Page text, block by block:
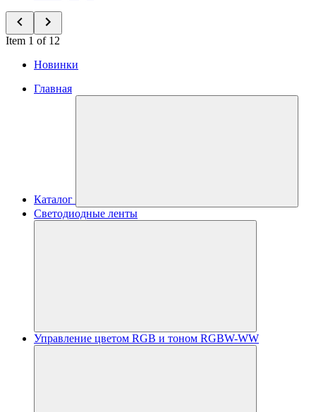
Item 1 of 12
Новинки
Главная
Каталог
Светодиодные ленты
Управление цветом RGB и тоном RGBW-WW